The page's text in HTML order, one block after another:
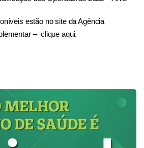
estão no site da Agência
–clique aqui.